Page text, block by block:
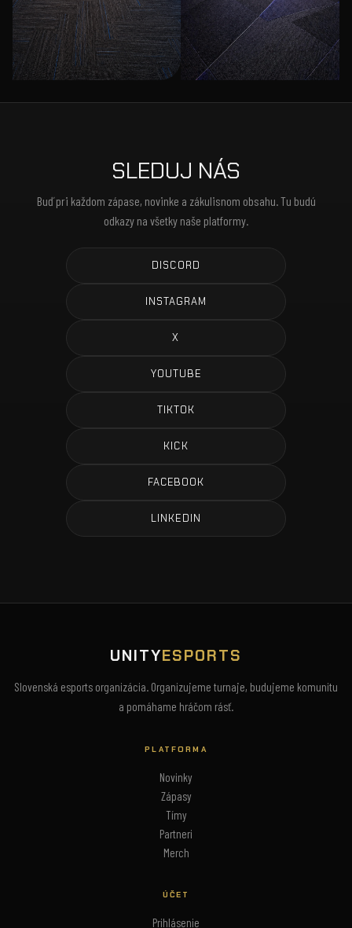
SLEDUJ NÁS
Buď pri každom zápase, novinke a zákulisnom obsahu. Tu budú
odkazy na všetky naše platformy.
DISCORD
INSTAGRAM
X
YOUTUBE
TIKTOK
KICK
FACEBOOK
LINKEDIN
UNITYESPORTS
Slovenská esports organizácia. Organizujeme turnaje, budujeme komunitu
a pomáhame hráčom rásť.
PLATFORMA
Novinky
Zápasy
Tímy
Partneri
Merch
ÚČET
Prihlásenie